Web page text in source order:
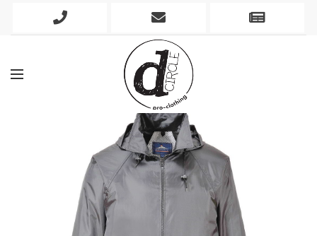
Phone
Mobile